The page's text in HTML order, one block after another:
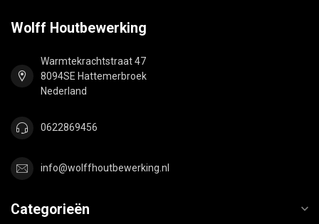
Wolff Houtbewerking
Warmtekrachtstraat 47
8094SE Hattemerbroek
Nederland
0622869456
info@wolffhoutbewerking.nl
Categorieën